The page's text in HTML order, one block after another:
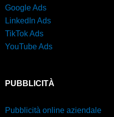
Google Ads
LinkedIn Ads
TikTok Ads
YouTube Ads
PUBBLICITÀ
Pubblicità online aziendale